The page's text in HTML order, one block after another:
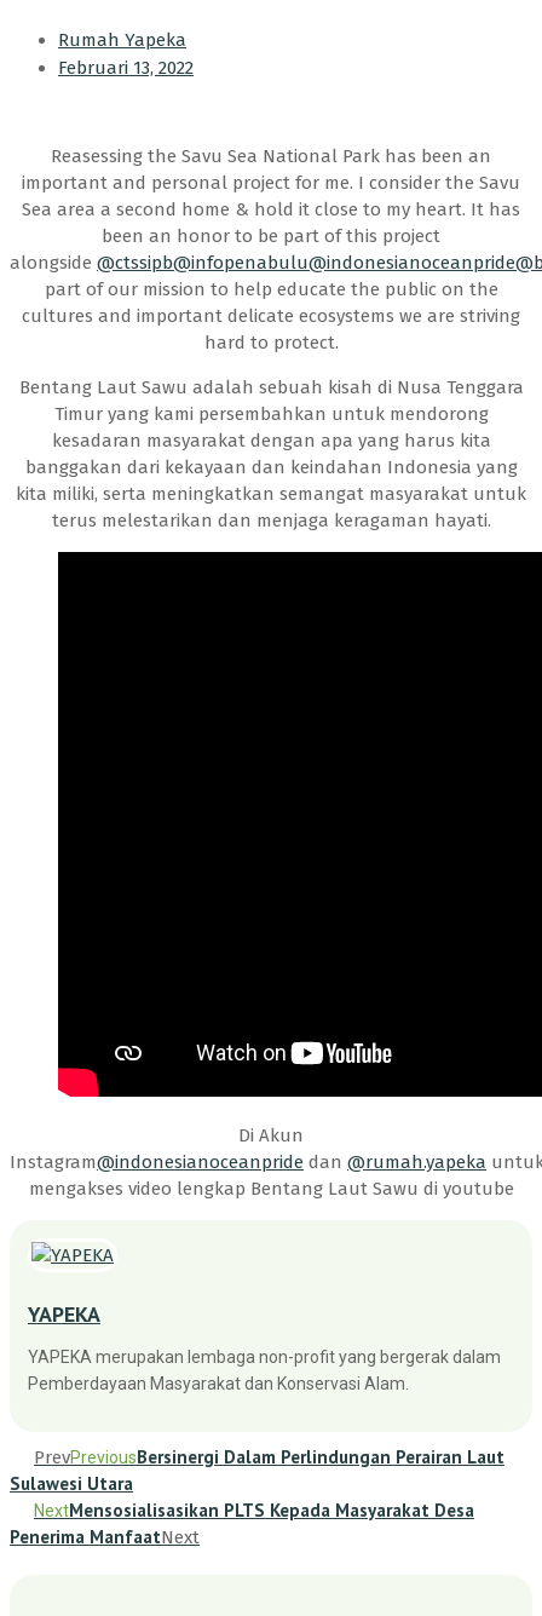
Rumah Yapeka
Februari 13, 2022
Reasessing the Savu Sea National Park has been an
important and personal project for me. I consider the Savu
Sea area a second home & hold it close to my heart. It has
been an honor to be part of this project
alongside @ctssipb@infopenabulu@indonesianoceanpride
part of our mission to help educate the public on the
cultures and important delicate ecosystems we are striving
hard to protect.
Bentang Laut Sawu adalah sebuah kisah di Nusa Tenggara
Timur yang kami persembahkan untuk mendorong
kesadaran masyarakat dengan apa yang harus kita
banggakan dari kekayaan dan keindahan Indonesia yang
kita miliki, serta meningkatkan semangat masyarakat untuk
terus melestarikan dan menjaga keragaman hayati.
Di Akun
Instagram@indonesianoceanpride dan @rumah.yapeka
mengakses video lengkap Bentang Laut Sawu di youtube
YAPEKA
YAPEKA merupakan lembaga non-profit yang bergerak dalam
Pemberdayaan Masyarakat dan Konservasi Alam.
PrevPreviousBersinergi Dalam Perlindungan Perairan Laut
Sulawesi Utara
NextMensosialisasikan PLTS Kepada Masyarakat Desa
Penerima ManfaatNext